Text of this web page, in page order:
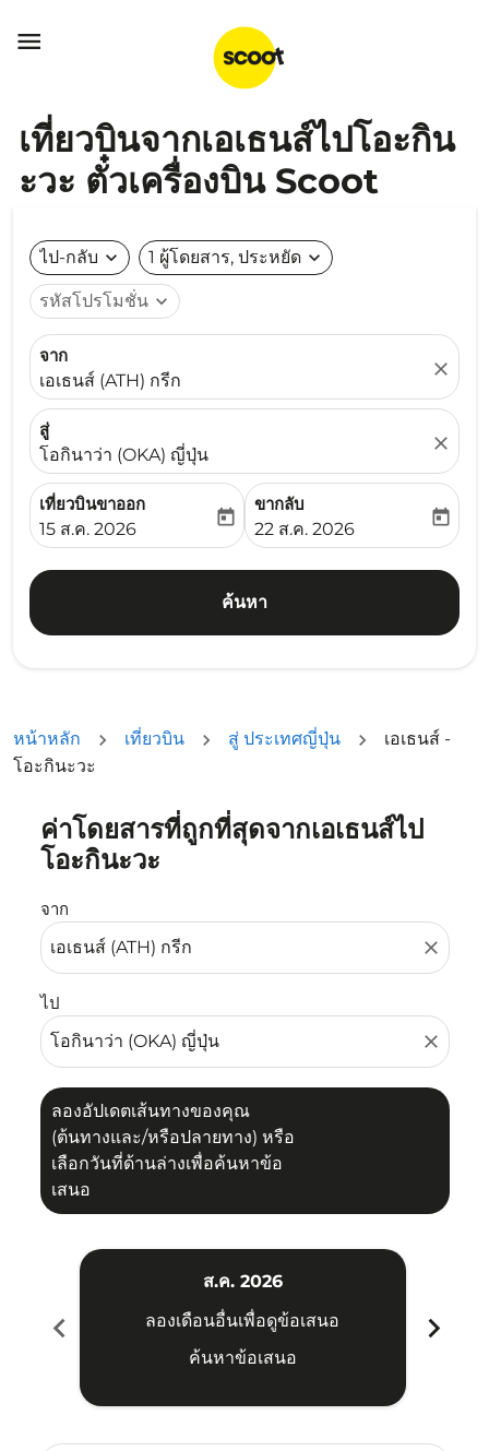

เที่ยวบินจากเอเธนส์ไปโอะกิน
ะวะ ตั๋วเครื่องบิน Scoot
ไป-กลับ expand_more 1 ผู้โดยสาร, ประหยัด expand_more
รหัสโปรโมชั่น expand_more
จาก
เอเธนส์ (ATH) กรีก
close
สู่
โอกินาว่า (OKA) ญี่ปุ่น
close
เที่ยวบินขาออก
fc-booking-departure-date-aria-label
15 ส.ค. 2026
today
ขากลับ
fc-booking-return-date-
22 ส.ค. 2026
today
ค้นหา
หน้าหลัก เที่ยวบิน สู่ ประเทศญี่ปุ่น
เอเธนส์ -
โอะกินะวะ
ค่าโดยสารที่ถูกที่สุดจากเอเธนส์ไป
โอะกินะวะ
จาก
close
ไป
close
ลองอัปเดตเส้นทางของคุณ
(ต้นทางและ/หรือปลายทาง) หรือ
เลือกวันที่ด้านล่างเพื่อค้นหาข้อ
เสนอ
ลองอัปเดตเส้นทางของคุณ (ต้นทางและ/หรือปลายทาง) หรื
chevron_left
ส.ค. 2026
ลองเดือนอื่นเพื่อดูข้อเสนอ
ค้นหาข้อเสนอ
chevron_right